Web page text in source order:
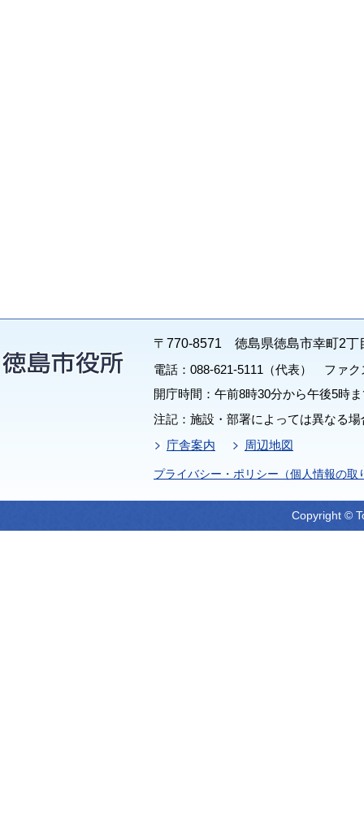
〒770-8571 徳島県徳島市幸町2丁
電話：088-621-5111（代表） ファク
開庁時間：午前8時30分から午後5時
注記：施設・部署によっては異なる
庁舎案内
周辺地図
プライバシー・ポリシー（個人情報の取
Copyright ©